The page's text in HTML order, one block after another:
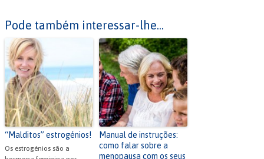
c
e
b
o
o
k
itt er
t
at
s
A
p
p
ai
l
tF
ri
e
n
dl
y
h
ar
Pode também interessar-lhe...
“Malditos” estrogénios!
Os estrogénios são a
Manual de instruções:
como falar sobre a
menopausa com os seus